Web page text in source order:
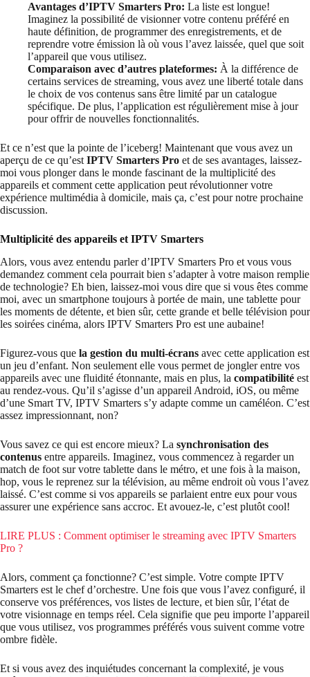
Avantages d’IPTV Smarters Pro: La liste est longue!
Imaginez la possibilité de visionner votre contenu préféré en
haute définition, de programmer des enregistrements, et de
reprendre votre émission là où vous l’avez laissée, quel que soit
l’appareil que vous utilisez.
Comparaison avec d’autres plateformes: À la différence de
certains services de streaming, vous avez une liberté totale dans
le choix de vos contenus sans être limité par un catalogue
spécifique. De plus, l’application est régulièrement mise à jour
pour offrir de nouvelles fonctionnalités.
Et ce n’est que la pointe de l’iceberg! Maintenant que vous avez un
aperçu de ce qu’est IPTV Smarters Pro et de ses avantages, laissez-
moi vous plonger dans le monde fascinant de la multiplicité des
appareils et comment cette application peut révolutionner votre
expérience multimédia à domicile, mais ça, c’est pour notre prochaine
discussion.
Multiplicité des appareils et IPTV Smarters
Alors, vous avez entendu parler d’IPTV Smarters Pro et vous vous
demandez comment cela pourrait bien s’adapter à votre maison remplie
de technologie? Eh bien, laissez-moi vous dire que si vous êtes comme
moi, avec un smartphone toujours à portée de main, une tablette pour
les moments de détente, et bien sûr, cette grande et belle télévision pour
les soirées cinéma, alors IPTV Smarters Pro est une aubaine!
Figurez-vous que la gestion du multi-écrans avec cette application est
un jeu d’enfant. Non seulement elle vous permet de jongler entre vos
appareils avec une fluidité étonnante, mais en plus, la compatibilité est
au rendez-vous. Qu’il s’agisse d’un appareil Android, iOS, ou même
d’une Smart TV, IPTV Smarters s’y adapte comme un caméléon. C’est
assez impressionnant, non?
Vous savez ce qui est encore mieux? La synchronisation des
contenus entre appareils. Imaginez, vous commencez à regarder un
match de foot sur votre tablette dans le métro, et une fois à la maison,
hop, vous le reprenez sur la télévision, au même endroit où vous l’avez
laissé. C’est comme si vos appareils se parlaient entre eux pour vous
assurer une expérience sans accroc. Et avouez-le, c’est plutôt cool!
LIRE PLUS : Comment optimiser le streaming avec IPTV Smarters
Pro ?
Alors, comment ça fonctionne? C’est simple. Votre compte IPTV
Smarters est le chef d’orchestre. Une fois que vous l’avez configuré, il
conserve vos préférences, vos listes de lecture, et bien sûr, l’état de
votre visionnage en temps réel. Cela signifie que peu importe l’appareil
que vous utilisez, vos programmes préférés vous suivent comme votre
ombre fidèle.
Et si vous avez des inquiétudes concernant la complexité, je vous